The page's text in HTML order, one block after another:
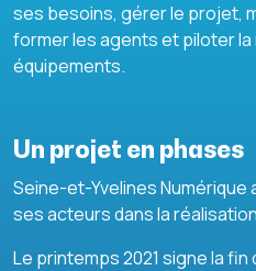
ses besoins, gérer le projet,
former les agents et piloter
équipements.
Un projet en phases
Seine-et-Yvelines
ses acteurs dans la
Le printemps 2021 signe la